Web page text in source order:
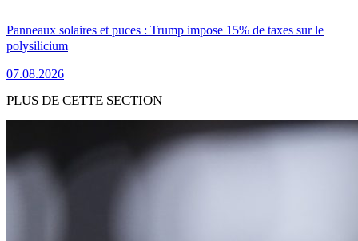
Panneaux solaires et puces : Trump impose 15% de taxes sur le
polysilicium
07.08.2026
PLUS DE CETTE SECTION